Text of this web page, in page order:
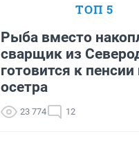
ТОП 5
Рыба вместо
сварщик из
готовится к
осетра
23 774 12